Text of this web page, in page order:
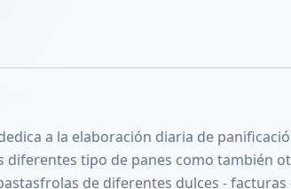
a la elaboración diaria de
diferentes tipo de panes como también
de diferentes dulces - facturas